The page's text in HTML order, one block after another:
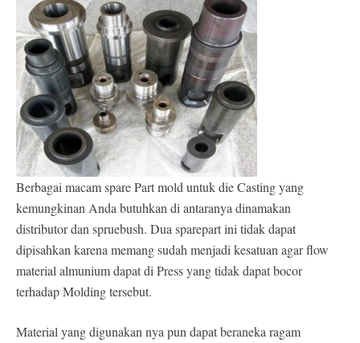
Berbagai macam spare Part mold untuk die Casting yang
kemungkinan Anda butuhkan di antaranya dinamakan
distributor dan spruebush. Dua sparepart ini tidak dapat
dipisahkan karena memang sudah menjadi kesatuan agar flow
material almunium dapat di Press yang tidak dapat bocor
terhadap Molding tersebut.
Material yang digunakan nya pun dapat beraneka ragam